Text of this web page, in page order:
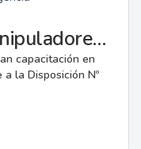
Capacitadores de Manipuladores de Alimentos.
capacitación en
la Disposición Nº